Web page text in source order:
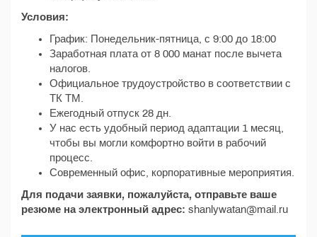
Условия:
График: Понедельник-пятница, с 9:00 до 18:00
Заработная плата от 8 000 манат после вычета
налогов.
Официальное трудоустройство в соответствии с
ТК ТМ.
Ежегодный отпуск 28 дн.
У нас есть удобный период адаптации 1 месяц,
чтобы вы могли комфортно войти в рабочий
процесс.
Современный офис, корпоративные мероприятия.
Для подачи заявки, пожалуйста, отправьте ваше
резюме на электронный адрес: shanlywatan@mail.ru